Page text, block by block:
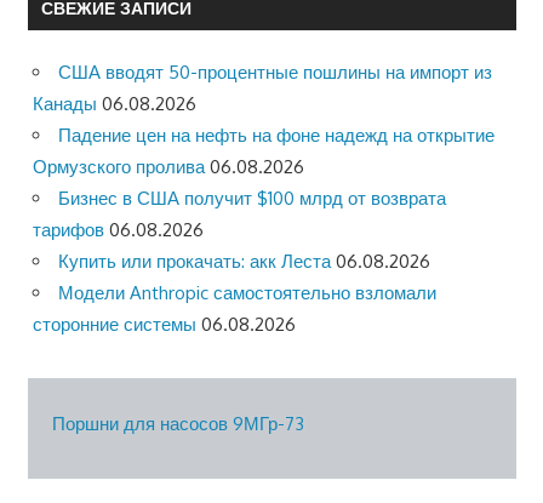
СВЕЖИЕ ЗАПИСИ
США вводят 50-процентные пошлины на импорт из
Канады 06.08.2026
Падение цен на нефть на фоне надежд на открытие
Ормузского пролива 06.08.2026
Бизнес в США получит $100 млрд от возврата
тарифов 06.08.2026
Купить или прокачать: акк Леста 06.08.2026
Модели Anthropic самостоятельно взломали
сторонние системы 06.08.2026
Поршни для насосов 9МГр-73